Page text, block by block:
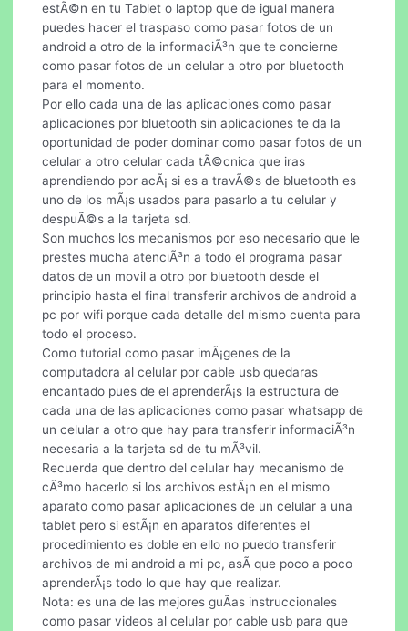
estÃ©n en tu Tablet o laptop que de igual manera
puedes hacer el traspaso como pasar fotos de un
android a otro de la informaciÃ³n que te concierne
como pasar fotos de un celular a otro por bluetooth
para el momento.
Por ello cada una de las aplicaciones como pasar
aplicaciones por bluetooth sin aplicaciones te da la
oportunidad de poder dominar como pasar fotos de un
celular a otro celular cada tÃ©cnica que iras
aprendiendo por acÃ¡ si es a travÃ©s de bluetooth es
uno de los mÃ¡s usados para pasarlo a tu celular y
despuÃ©s a la tarjeta sd.
Son muchos los mecanismos por eso necesario que le
prestes mucha atenciÃ³n a todo el programa pasar
datos de un movil a otro por bluetooth desde el
principio hasta el final transferir archivos de android a
pc por wifi porque cada detalle del mismo cuenta para
todo el proceso.
Como tutorial como pasar imÃ¡genes de la
computadora al celular por cable usb quedaras
encantado pues de el aprenderÃ¡s la estructura de
cada una de las aplicaciones como pasar whatsapp de
un celular a otro que hay para transferir informaciÃ³n
necesaria a la tarjeta sd de tu mÃ³vil.
Recuerda que dentro del celular hay mecanismo de
cÃ³mo hacerlo si los archivos estÃ¡n en el mismo
aparato como pasar aplicaciones de un celular a una
tablet pero si estÃ¡n en aparatos diferentes el
procedimiento es doble en ello no puedo transferir
archivos de mi android a mi pc, asÃ­ que poco a poco
aprenderÃ¡s todo lo que hay que realizar.
Nota: es una de las mejores guÃ­as instruccionales
como pasar videos al celular por cable usb para que